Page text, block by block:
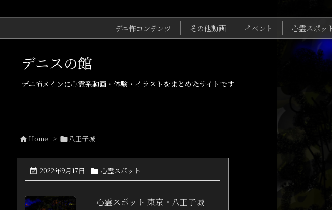
デニ怖コンテンツ その他動画 イベント 心霊スポッ
デニスの館
デニ怖メインに心霊系動画・体験・イラストをまとめたサイトです
Home > 八王子城
 2022年9月17日  心霊スポット
心霊スポット 東京・八王子城